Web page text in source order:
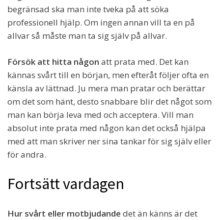
begränsad ska man inte tveka på att söka
professionell hjälp. Om ingen annan vill ta en på
allvar så måste man ta sig själv på allvar.
Försök att hitta någon att prata med. Det kan
kännas svårt till en början, men efteråt följer ofta en
känsla av lättnad. Ju mera man pratar och berättar
om det som hänt, desto snabbare blir det något som
man kan börja leva med och acceptera. Vill man
absolut inte prata med någon kan det också hjälpa
med att man skriver ner sina tankar för sig själv eller
för andra.
Fortsätt vardagen
Hur svårt eller motbjudande det än känns är det